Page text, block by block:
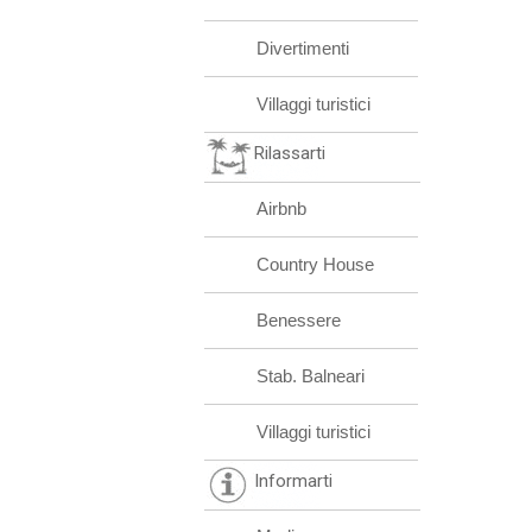
Divertimenti
Villaggi turistici
Rilassarti
Airbnb
Country House
Benessere
Stab. Balneari
Villaggi turistici
Informarti